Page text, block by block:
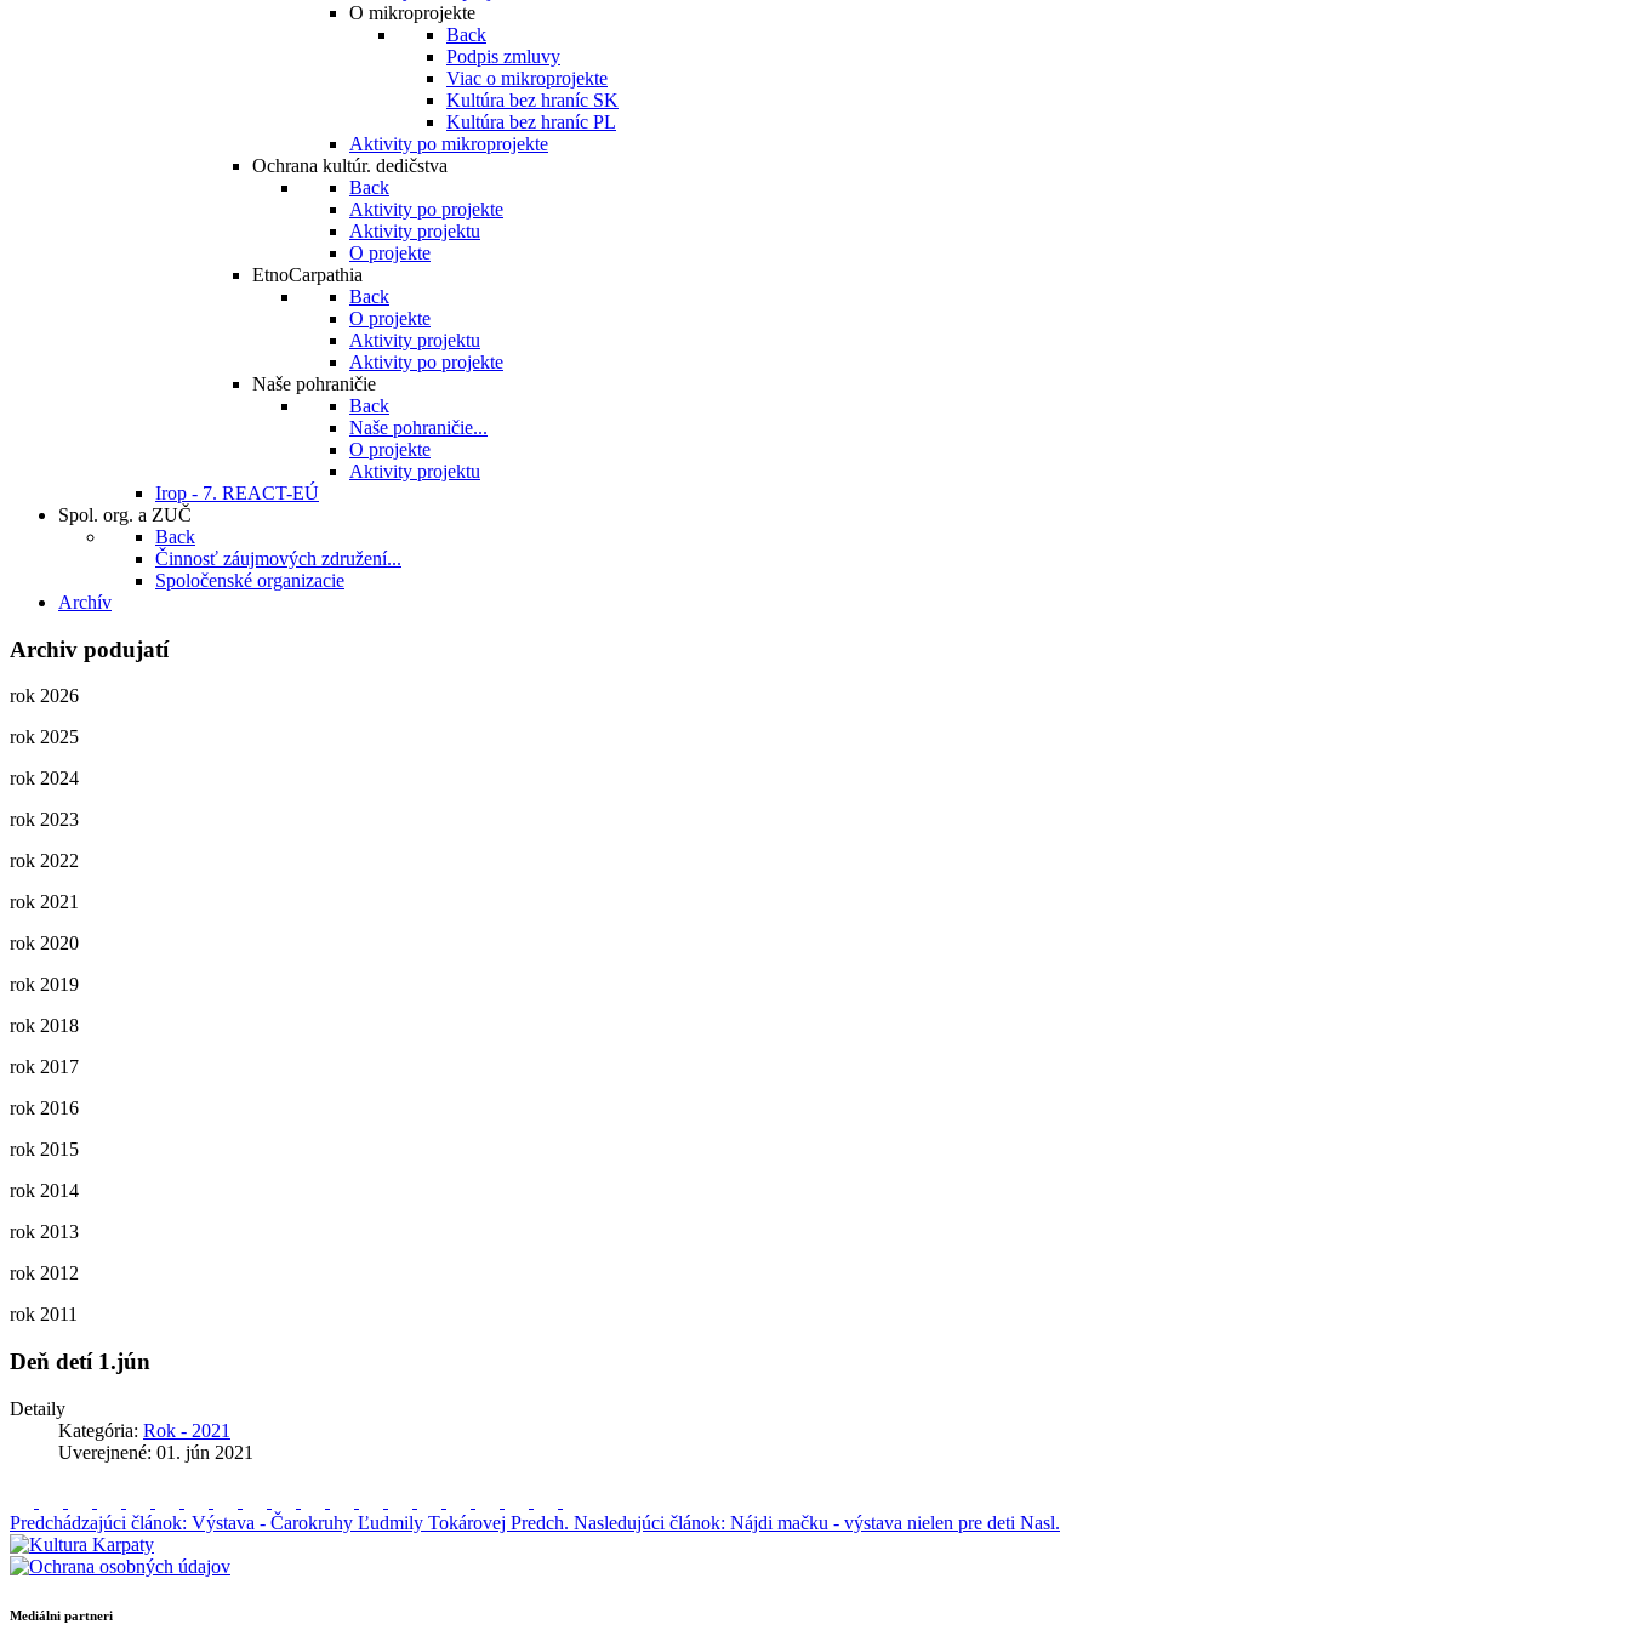
O mikroprojekte
Back
Podpis zmluvy
Viac o mikroprojekte
Kultúra bez hraníc SK
Kultúra bez hraníc PL
Aktivity po mikroprojekte
Ochrana kultúr. dedičstva
Back
Aktivity po projekte
Aktivity projektu
O projekte
EtnoCarpathia
Back
O projekte
Aktivity projektu
Aktivity po projekte
Naše pohraničie
Back
Naše pohraničie...
O projekte
Aktivity projektu
Irop - 7. REACT-EÚ
Spol. org. a ZUČ
Back
Činnosť záujmových združení...
Spoločenské organizacie
Archív
Archiv podujatí
rok 2026
rok 2025
rok 2024
rok 2023
rok 2022
rok 2021
rok 2020
rok 2019
rok 2018
rok 2017
rok 2016
rok 2015
rok 2014
rok 2013
rok 2012
rok 2011
Deň detí 1.jún
Detaily
Kategória: Rok - 2021
Uverejnené: 01. jún 2021
Predchádzajúci článok: Výstava - Čarokruhy Ľudmily Tokárovej Predch. Nasledujúci článok: Nájdi mačku - výstava nielen pre deti Nasl.
Mediálni partneri